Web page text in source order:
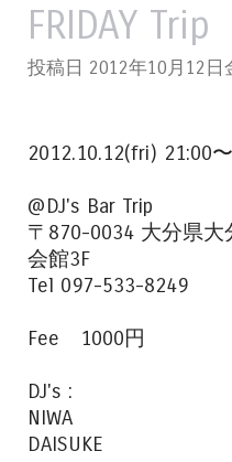
FRIDAY Trip
投稿日 2012年10月12日
2012.10.12(fri) 21:00
@DJ's Bar Trip
〒870-0034 大分県
会館3F
Tel 097-533-8249
Fee 1000円
DJ's :
NIWA
DAISUKE